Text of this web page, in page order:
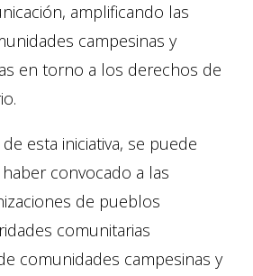
amplificando las
campesinas y
en torno a los derechos de
de esta iniciativa, se puede
convocado a las
de pueblos
comunitarias
comunidades campesinas y